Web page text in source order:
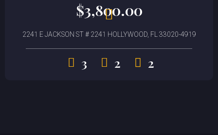
$3,800.00
2241 E JACKSON ST # 2241 HOLLYWOOD, FL 33020-4919
3 2 2